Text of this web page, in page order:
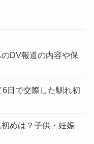
DV報道の内容や保
日で交際した馴れ初
めは？子供・妊娠